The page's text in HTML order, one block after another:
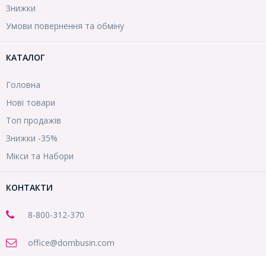
Знижки
Умови повернення та обміну
КАТАЛОГ
Головна
Нові товари
Топ продажів
Знижки -35%
Мікси та Набори
КОНТАКТИ
8-800-312-370
office@dombusin.com